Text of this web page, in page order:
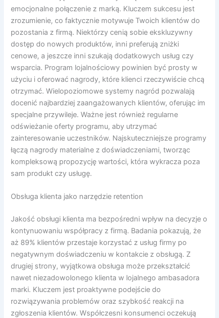
emocjonalne połączenie z marką. Kluczem sukcesu jest
zrozumienie, co faktycznie motywuje Twoich klientów do
pozostania z firmą. Niektórzy cenią sobie ekskluzywny
dostęp do nowych produktów, inni preferują zniżki
cenowe, a jeszcze inni szukają dodatkowych usług czy
wsparcia. Program lojalnościowy powinien być prosty w
użyciu i oferować nagrody, które klienci rzeczywiście chcą
otrzymać. Wielopoziomowe systemy nagród pozwalają
docenić najbardziej zaangażowanych klientów, oferując im
specjalne przywileje. Ważne jest również regularne
odświeżanie oferty programu, aby utrzymać
zainteresowanie uczestników. Najskuteczniejsze programy
łączą nagrody materialne z doświadczeniami, tworząc
kompleksową propozycję wartości, która wykracza poza
sam produkt czy usługę.
Obsługa klienta jako narzędzie retention
Jakość obsługi klienta ma bezpośredni wpływ na decyzje o
kontynuowaniu współpracy z firmą. Badania pokazują, że
aż 89% klientów przestaje korzystać z usług firmy po
negatywnym doświadczeniu w kontakcie z obsługą. Z
drugiej strony, wyjątkowa obsługa może przekształcić
nawet niezadowolonego klienta w lojalnego ambasadora
marki. Kluczem jest proaktywne podejście do
rozwiązywania problemów oraz szybkość reakcji na
zgłoszenia klientów. Współczesni konsumenci oczekują